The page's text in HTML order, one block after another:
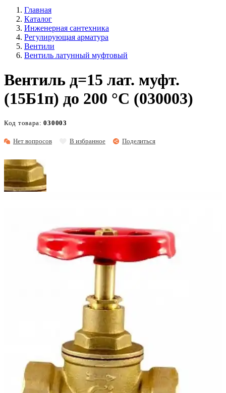
Главная
Каталог
Инженерная сантехника
Регулирующая арматура
Вентили
Вентиль латунный муфтовый
Вентиль д=15 лат. муфт.
(15Б1п) до 200 °С (030003)
Нет вопросов В избранное Поделиться
Код товара:030003